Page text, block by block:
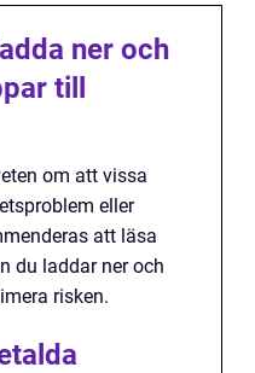
ner och
till
om att vissa
eller
att läsa
du laddar ner och
risken.